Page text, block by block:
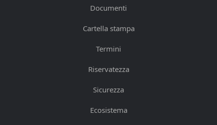
Documenti
Cartella stampa
Termini
Riservatezza
Sicurezza
Ecosistema